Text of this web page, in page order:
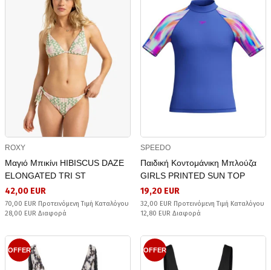
ROXY
Μαγιό Μπικίνι HIBISCUS DAZE
ELONGATED TRI ST
42,00 EUR
70,00 EUR Προτεινόμενη Τιμή Καταλόγου
28,00 EUR Διαφορά
SPEEDO
Παιδική Κοντομάνικη Μπλούζα
GIRLS PRINTED SUN TOP
19,20 EUR
32,00 EUR Προτεινόμενη Τιμή Καταλόγου
12,80 EUR Διαφορά
OFFER OFFER